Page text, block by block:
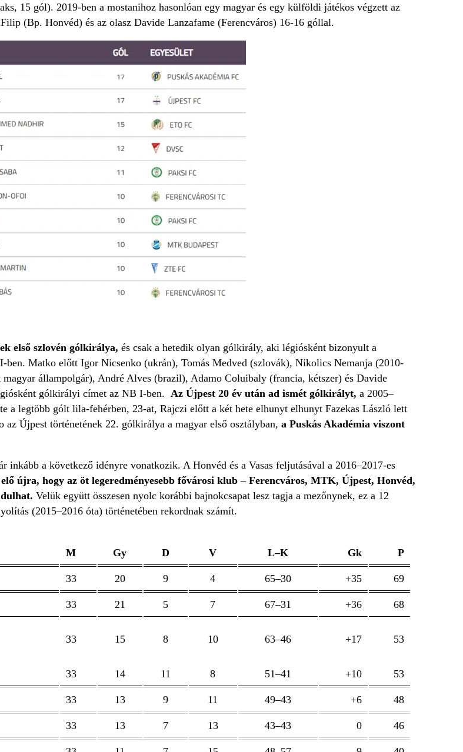
15 gól). 2019-ben a mostanihoz hasonlóan egy magyar és egy külföldi játékos végzett az
(Bp. Honvéd) és az olasz Davide Lanzafame (Ferencváros) 16-16 góllal.
első szlovén gólkirálya, és csak a hetedik olyan gólkirály, aki légiósként bizonyult a
ben. Matko előtt Igor Nicsenko (ukrán), Tomás Medved (szlovák), Nikolics Nemanja (2010-
magyar állampolgár), André Alves (brazil), Adamo Coluibaly (francia, kétszer) és Davide
gólkirályi címet az NB I-ben. Az Újpest 20 év után ad ismét gólkirályt, a 2005–
a legtöbb gólt lila-fehérben, 23-at, Rajczi előtt a két hete elhunyt elhunyt Fazekas László lett
Újpest történetének 22. gólkirálya a magyar első osztályban, a Puskás Akadémia viszont
inkább a következő idényre vonatkozik. A Honvéd és a Vasas feljutásával a 2016–2017-es
újra, hogy az öt legeredményesebb fővárosi klub–Ferencváros, MTK, Újpest, Honvéd,
Velük együtt összesen nyolc korábbi bajnokcsapat lesz tagja a mezőnynek, ez a 12
(2015–2016 óta) történetében rekordnak számít.
M Gy D V L–K Gk P
33 20 9 4 65–30 +35 69
33 21 5 7 67–31 +36 68
33 15 8 10 63–46 +17 53
33 14 11 8 51–41 +10 53
33 13 9 11 49–43 +6 48
33 13 7 13 43–43 0 46